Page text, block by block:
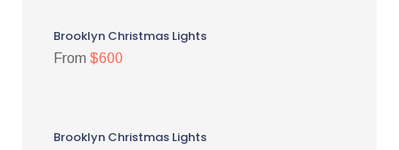
Brooklyn Christmas Lights
From $600
Brooklyn Christmas Lights